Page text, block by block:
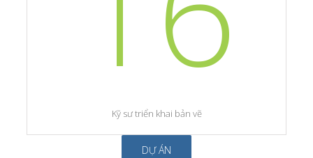
Kỹ sư triển khai bản vẽ
DỰ ÁN